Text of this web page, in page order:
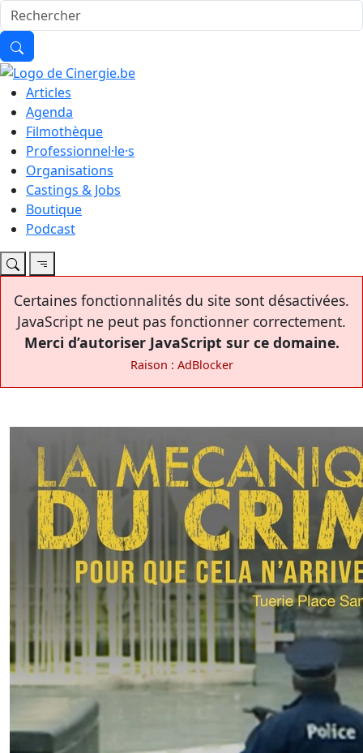
Articles
Agenda
Filmothèque
Professionnel·le·s
Organisations
Castings & Jobs
Boutique
Podcast
Certaines fonctionnalités du site sont désactivées.
JavaScript ne peut pas fonctionner correctement.
Merci d’autoriser JavaScript sur ce domaine.
Raison : AdBlocker